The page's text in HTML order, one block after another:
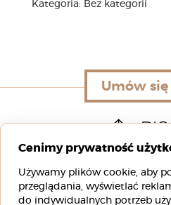
Kategoria: Bez kategorii
Umów
Umów
ul. Rafała
51-168
Cenimy prywatność
Używamy plików cookie, aby
przeglądania, wyświetlać
do indywidualnych potrzeb